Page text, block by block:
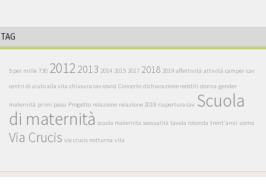
TAG
5 per mille 730 20122013 2014 2015 2017 2018 2019 affettività attività camper cav
centri di aiuto alla vita chiusura cav covid Concerto dichiarazione redditi donna gender
maternità primi passi Progetto relazione relazione 2019 riapertura cav Scuola
di maternità scuola maternita sessualità tavola rotonda trent'anni uomo
Via Crucis via crucis notturna vita